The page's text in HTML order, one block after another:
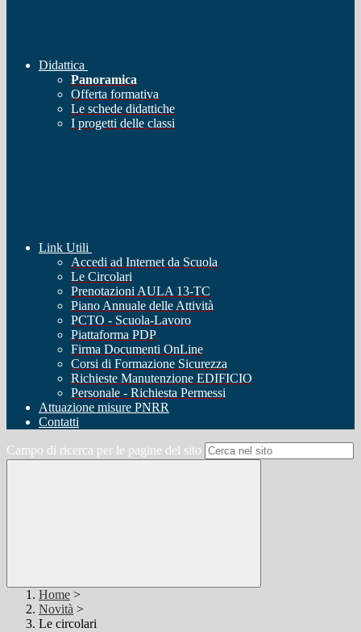
Didattica
Panoramica
Offerta formativa
Le schede didattiche
I progetti delle classi
Link Utili
Accedi ad Internet da Scuola
Le Circolari
Prenotazioni AULA 13-TC
Piano Annuale delle Attività
PCTO - Scuola-Lavoro
Piattaforma PDP
Firma Documenti OnLine
Corsi di Formazione Sicurezza
Richieste Manutenzione EDIFICIO
Personale - Richiesta Permessi
Attuazione misure PNRR
Contatti
Campo di ricerca per le pagine del sito
Home >
Novità >
Le circolari